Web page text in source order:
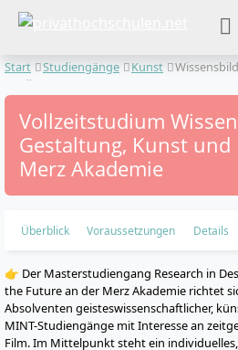
Start Studiengänge Kunst
Medien
Vollzeitstudium
Gestaltung, Kunst und
Merz Akademie
Überblick Voraussetzungen Details
👉 Der Masterstudiengang Research in
the Future an der Merz Akademie richtet
Absolventen geisteswissenschaftlicher,
MINT-Studiengänge mit Interesse an
Film. Im Mittelpunkt steht ein